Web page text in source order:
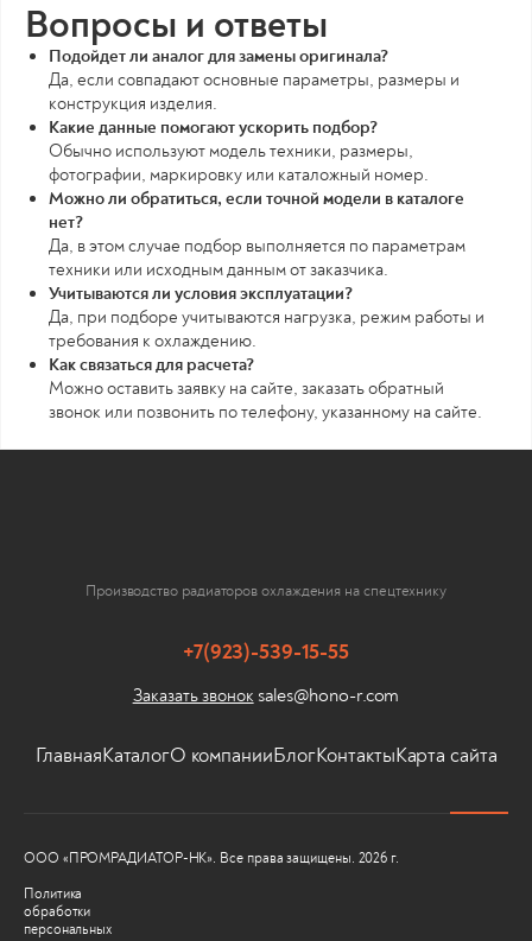
Вопросы и ответы
Подойдет ли аналог для замены оригинала?
Да, если совпадают основные параметры, размеры и
конструкция изделия.
Какие данные помогают ускорить подбор?
Обычно используют модель техники, размеры,
фотографии, маркировку или каталожный номер.
Можно ли обратиться, если точной модели в каталоге
нет?
Да, в этом случае подбор выполняется по параметрам
техники или исходным данным от заказчика.
Учитываются ли условия эксплуатации?
Да, при подборе учитываются нагрузка, режим работы и
требования к охлаждению.
Как связаться для расчета?
Можно оставить заявку на сайте, заказать обратный
звонок или позвонить по телефону, указанному на сайте.
Производство радиаторов охлаждения на спецтехнику
ГлавнаяКаталогО компанииБлогКонтактыКарта сайта
+7(923)-539-15-55
Заказать звонок sales@hono-r.com
ООО «ПРОМРАДИАТОР-НК». Все права защищены. 2026 г.
Политика
обработки
персональных